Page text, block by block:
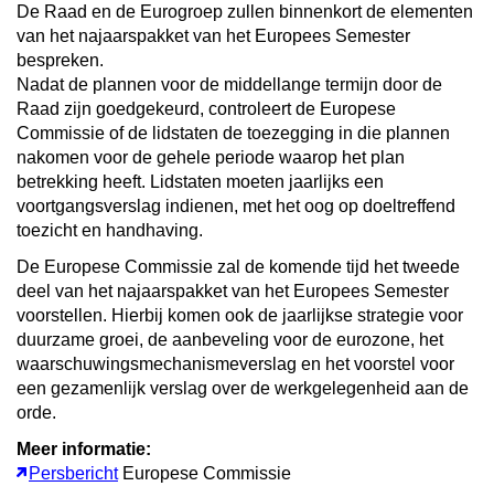
De Raad en de Eurogroep zullen binnenkort de elementen
van het najaarspakket van het Europees Semester
bespreken.
Nadat de plannen voor de middellange termijn door de
Raad zijn goedgekeurd, controleert de Europese
Commissie of de lidstaten de toezegging in die plannen
nakomen voor de gehele periode waarop het plan
betrekking heeft. Lidstaten moeten jaarlijks een
voortgangsverslag indienen, met het oog op doeltreffend
toezicht en handhaving.
De Europese Commissie zal de komende tijd het tweede
deel van het najaarspakket van het Europees Semester
voorstellen. Hierbij komen ook de jaarlijkse strategie voor
duurzame groei, de aanbeveling voor de eurozone, het
waarschuwingsmechanismeverslag en het voorstel voor
een gezamenlijk verslag over de werkgelegenheid aan de
orde.
Meer informatie:
PersberichtEuropese Commissie